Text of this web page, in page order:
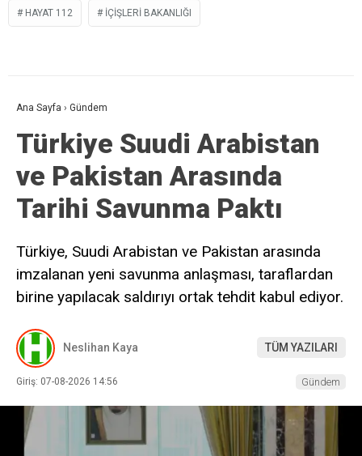
HAYAT 112 IÇIŞLERI BAKANLIĞI
Ana Sayfa › Gündem
Türkiye Suudi Arabistan
ve Pakistan Arasında
Tarihi Savunma Paktı
Türkiye, Suudi Arabistan ve Pakistan arasında
imzalanan yeni savunma anlaşması, taraflardan
birine yapılacak saldırıyı ortak tehdit kabul ediyor.
Neslihan Kaya TÜM YAZILARI
Giriş: 07-08-2026 14:56 Gündem